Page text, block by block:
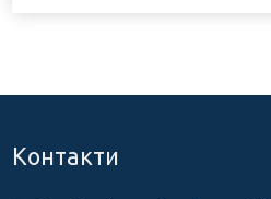
Контакти